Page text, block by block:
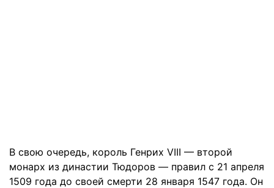
В свою очередь, король Генрих VIII — второй
монарх из династии Тюдоров — правил с 21 апреля
1509 года до своей смерти 28 января 1547 года. Он